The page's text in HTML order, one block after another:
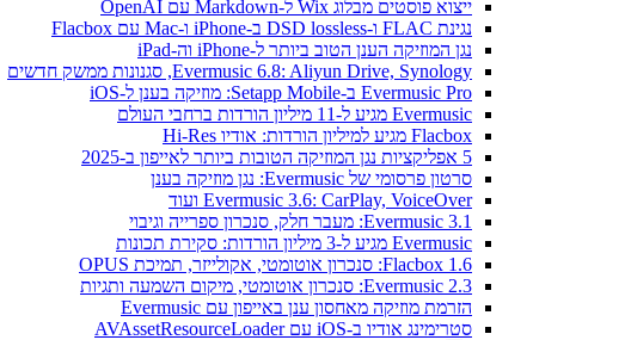
ייצוא פוסטים מבלוג Wix ל-Markdown עם OpenAI
נגינת FLAC ו-DSD lossless ב-iPhone ו-Mac עם Flacbox
נגן המוזיקה הענן הטוב ביותר ל-iPhone וה-iPad
Evermusic 6.8: Aliyun Drive, Synology, סגנונות ממשק חדשים
Evermusic Pro ב-Setapp Mobile: מוזיקה בענן ל-iOS
Evermusic מגיע ל-11 מיליון הורדות ברחבי העולם
Flacbox מגיע למיליון הורדות: אודיו Hi-Res
5 אפליקציות נגן המוזיקה הטובות ביותר לאייפון ב-2025
סרטון פרסומי של Evermusic: נגן מוזיקה בענן
Evermusic 3.6: CarPlay, VoiceOver ועוד
Evermusic 3.1: מעבר חלק, סנכרון ספרייה וגיבוי
Evermusic מגיע ל-3 מיליון הורדות: סקירת תכונות
Flacbox 1.6: סנכרון אוטומטי, אקולייזר, תמיכת OPUS
Evermusic 2.3: סנכרון אוטומטי, מיקום השמעה ותגיות
הזרמת מוזיקה מאחסון ענן באייפון עם Evermusic
סטרימינג אודיו ב-iOS עם AVAssetResourceLoader